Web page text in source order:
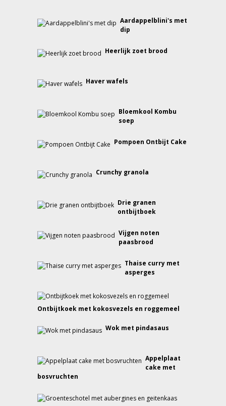
Aardappelblini's met
dip
Heerlijk zoet brood
Haver wafels
Bloemkool Kombu
soep
Pompoen Ontbijt Cake
Crunchy granola
Drie granen
ontbijtboek
Vijgen noten
paasbrood
Thaise curry met
asperges
Ontbijtkoek met kokosvezels en roggemeel
Wok met pindasaus
Appelplaat
cake met
bosvruchten